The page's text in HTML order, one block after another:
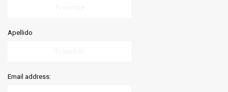
Apellido
Email address: